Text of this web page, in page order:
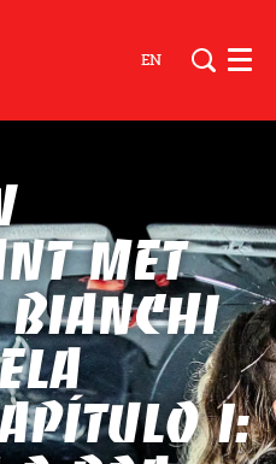
EN
met
I: